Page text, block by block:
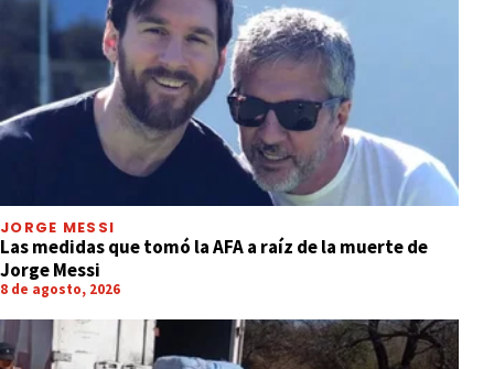
JORGE MESSI
Las medidas que tomó la AFA a raíz de la muerte de
Jorge Messi
8 de agosto, 2026